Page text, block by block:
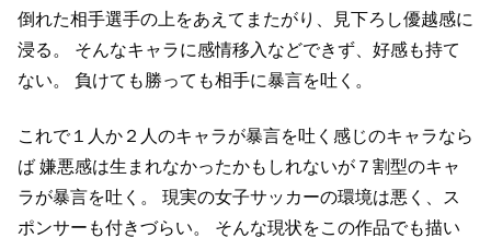
倒れた相手選手の上をあえてまたがり、見下ろし優越感に
浸る。
そんなキャラに感情移入などできず、好感も持て
ない。
負けても勝っても相手に暴言を吐く。
これで１人か２人のキャラが暴言を吐く感じのキャラなら
ば 嫌悪感は生まれなかったかもしれないが７割型のキャ
ラが暴言を吐く。
現実の女子サッカーの環境は悪く、ス
ポンサーも付きづらい。
そんな現状をこの作品でも描い